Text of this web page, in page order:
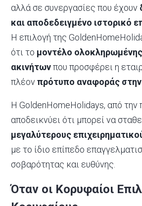
αλλά σε συνεργασίες που έχουν
και αποδεδειγμένο ιστορικό
Η επιλογή της
ότι το μοντέλο ολοκληρωμένης
ακινήτωνπου προσφέρει η
πλέονπρότυπο αναφοράς στην
Η GoldenHomeHolidays, από την
αποδεικνύει ότι μπορεί να
μεγαλύτερους
με το ίδιο επίπεδο
σοβαρότητας και ευθύνης.
Όταν οι Κορυφαίοι